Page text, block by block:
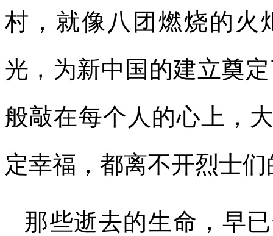
村，就像八团燃烧的火
光，为新中国的建立奠
般敲在每个人的心上，
定幸福，都离不开烈士
那些逝去的生命，早